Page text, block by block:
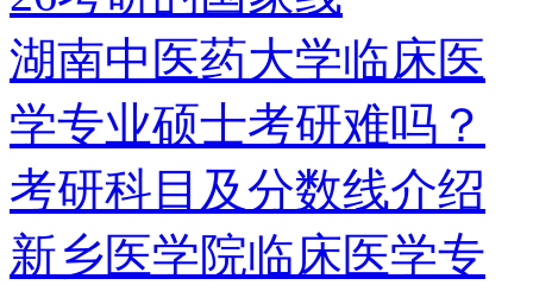
湖南中医药大学临床医
学专业硕士考研难吗？
考研科目及分数线介绍
新乡医学院临床医学专